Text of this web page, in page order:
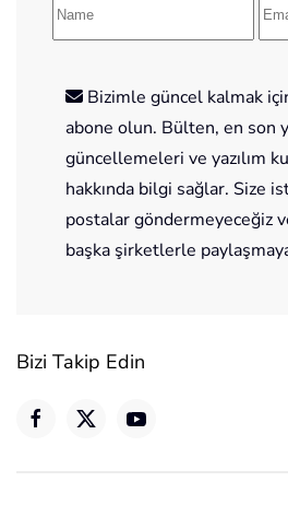
Bizimle güncel kalmak
abone olun. Bülten, en son
güncellemeleri ve yazılım
hakkında bilgi sağlar. Size
postalar göndermeyeceğiz
başka şirketlerle
Bizi Takip Edin